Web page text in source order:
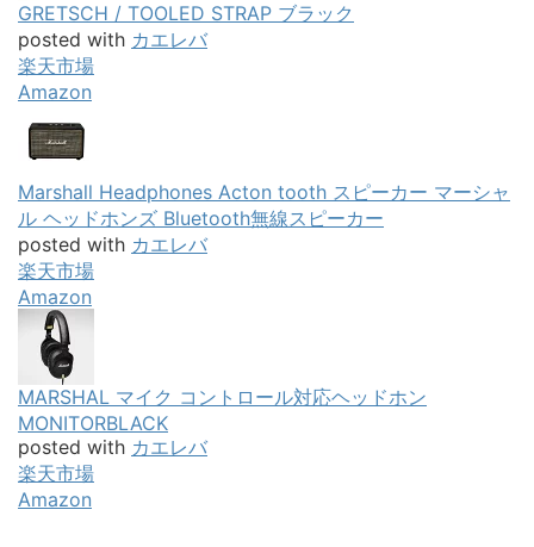
GRETSCH / TOOLED STRAP ブラック
posted with カエレバ
楽天市場
Amazon
Marshall Headphones Acton tooth スピーカー マーシャ
ル ヘッドホンズ Bluetooth無線スピーカー
posted with カエレバ
楽天市場
Amazon
MARSHAL マイク コントロール対応ヘッドホン
MONITORBLACK
posted with カエレバ
楽天市場
Amazon